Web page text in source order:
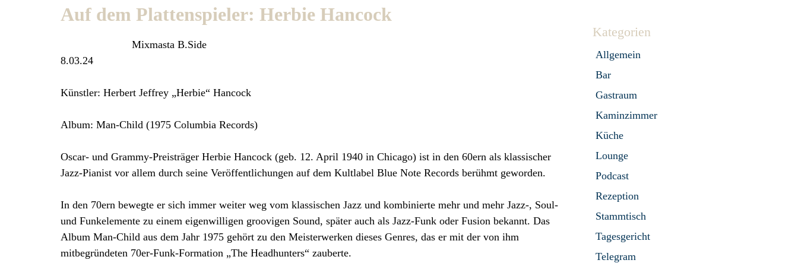
Auf dem Plattenspieler: Herbie Hancock
Mixmasta B.Side
8.03.24
Künstler: Herbert Jeffrey „Herbie“ Hancock
Album: Man-Child (1975 Columbia Records)
Oscar- und Grammy-Preisträger Herbie Hancock (geb. 12. April 1940 in Chicago) ist in den 60ern als klassischer
Jazz-Pianist vor allem durch seine Veröffentlichungen auf dem Kultlabel Blue Note Records berühmt geworden.
In den 70ern bewegte er sich immer weiter weg vom klassischen Jazz und kombinierte mehr und mehr Jazz-, Soul-
und Funkelemente zu einem eigenwilligen groovigen Sound, später auch als Jazz-Funk oder Fusion bekannt. Das
Album Man-Child aus dem Jahr 1975 gehört zu den Meisterwerken dieses Genres, das er mit der von ihm
mitbegründeten 70er-Funk-Formation „The Headhunters“ zauberte.
Kategorien
Allgemein
Bar
Gastraum
Kaminzimmer
Küche
Lounge
Podcast
Rezeption
Stammtisch
Tagesgericht
Telegram